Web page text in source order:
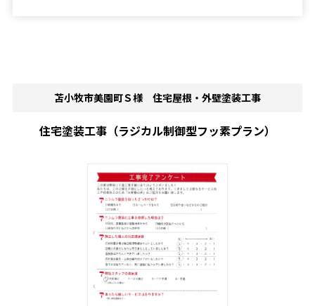
苫小牧市美園町Ｓ様 住宅屋根・外壁塗装工事
住宅塗装工事（ラジカル制御型フッ素プラン）